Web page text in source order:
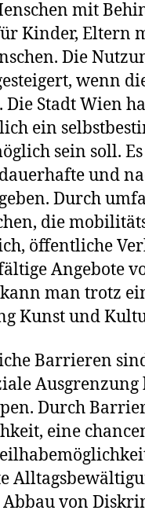
mit
Kinder, Eltern
Die
wenn
Stadt Wien
ein
sein soll.
dauerhafte und
Durch
die
öffentliche
Angebote
man trotz
Kunst und
Barrieren
Durch
eine
von